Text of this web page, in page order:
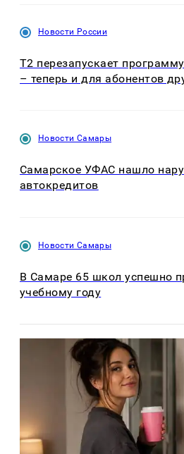
Новости России
Т2 перезапускает
– теперь и для абонентов
Новости Самары
Самарское УФАС нашло
автокредитов
Новости Самары
В Самаре 65 школ успешно
учебному году